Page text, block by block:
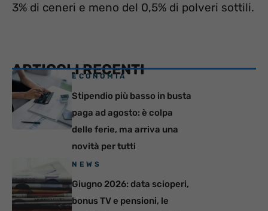
3% di ceneri e meno del 0,5% di polveri sottili.
ARTICOLI RECENTI
ECONOMIA
Stipendio più basso in busta
paga ad agosto: è colpa
delle ferie, ma arriva una
novità per tutti
NEWS
Giugno 2026: data scioperi,
bonus TV e pensioni, le